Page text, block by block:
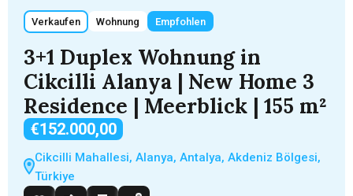
Verkaufen Wohnung Empfohlen
3+1 Duplex Wohnung in
Cikcilli Alanya | New Home 3
Residence | Meerblick | 155 m²
€152.000,00
Cikcilli Mahallesi, Alanya, Antalya, Akdeniz Bölgesi,
Türkiye